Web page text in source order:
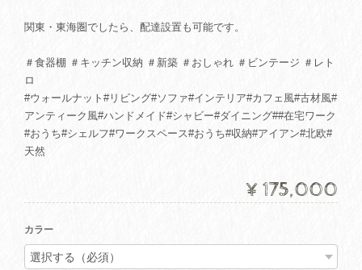
関東・東海圏でしたら、配達設置も可能です。
＃食器棚 ＃キッチン収納 ＃新築 ＃おしゃれ ＃ビンテージ ＃レト
ロ
#ウォールナット#リビング#ソファ#インテリア#カフェ風#古材風#
アンティーク風#ハンドメイド#シャビー#ダイニング##在宅ワーク
#おうち#シェルフ#ワークスペース#おうち#収納#アイアン#北欧#
天然
¥175,000
カラー